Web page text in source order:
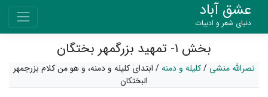
عشق آباد
دنیای شعر و ادبیات
بخش ۱- تمهید بزرگمهر بختگان
نصرالله منشی/کلیله و دمنه/ ابتدای کلیله و دمنه، و هو من کلام بزرجمهر
البختکان